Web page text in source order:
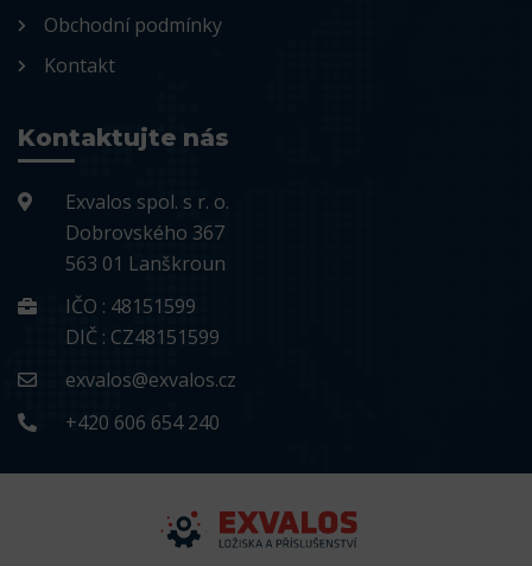
Obchodní podmínky
Kontakt
Kontaktujte nás
Exvalos spol. s r. o.
Dobrovského 367
563 01 Lanškroun
IČO : 48151599
DIČ : CZ48151599
exvalos@exvalos.cz
+420 606 654 240